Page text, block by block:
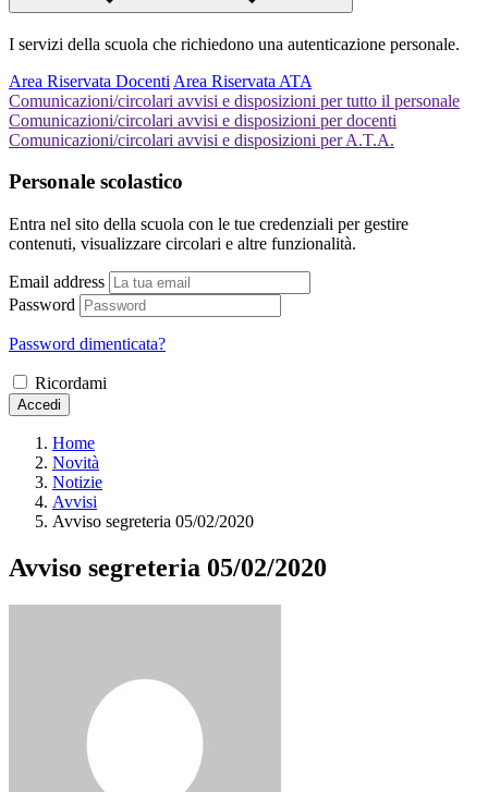
I servizi della scuola che richiedono una autenticazione personale.
Area Riservata Docenti Area Riservata ATA
Comunicazioni/circolari avvisi e disposizioni per tutto il personale
Comunicazioni/circolari avvisi e disposizioni per docenti
Comunicazioni/circolari avvisi e disposizioni per A.T.A.
Personale scolastico
Entra nel sito della scuola con le tue credenziali per gestire
contenuti, visualizzare circolari e altre funzionalità.
Email address
Password
Password dimenticata?
Ricordami
Accedi
Home
Novità
Notizie
Avvisi
Avviso segreteria 05/02/2020
Avviso segreteria 05/02/2020